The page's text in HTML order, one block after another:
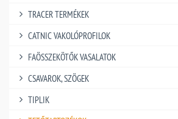
TRACER TERMÉKEK
CATNIC VAKOLÓPROFILOK
FAÖSSZEKÖTŐK VASALATOK
CSAVAROK, SZÖGEK
TIPLIK